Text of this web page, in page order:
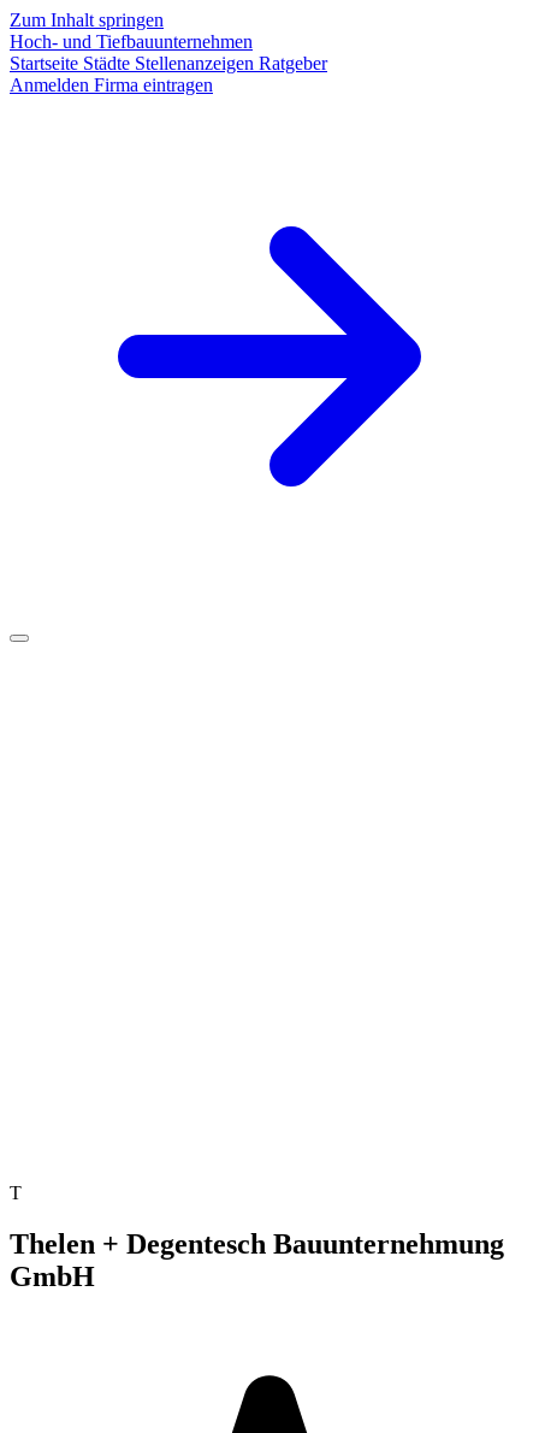
Zum Inhalt springen
Hoch- und Tiefbauunternehmen
Startseite Städte Stellenanzeigen Ratgeber
Anmelden Firma eintragen
T
Thelen + Degentesch Bauunternehmung
GmbH